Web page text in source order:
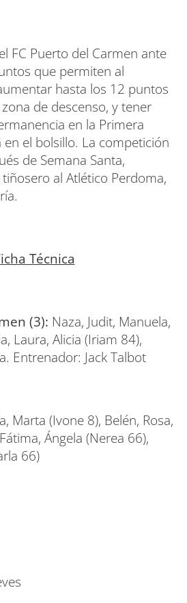
FC Puerto del Carmen ante
que permiten al
hasta los 12 puntos
de descenso, y tener
en la Primera
en el bolsillo. La competición
de Semana Santa,
al Atlético Perdoma,
Técnica
(3): Naza, Judit, Manuela,
Laura, Alicia (Iriam 84),
Entrenador: Jack Talbot
Marta (Ivone 8), Belén, Rosa,
Ángela (Nerea 66),
66)